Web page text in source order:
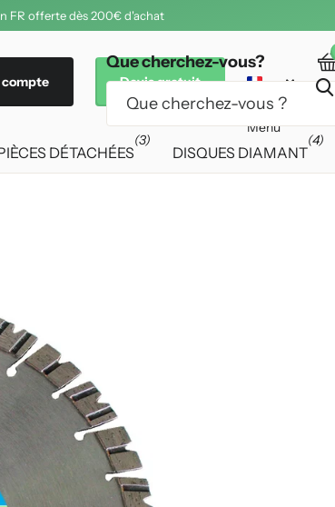
FR offerte dès 200€ d'achat
Que cherchez-vous?
Devis gratuit
Menu
DÉTACHÉES
(3)
DISQUES DIAMANT
(4)